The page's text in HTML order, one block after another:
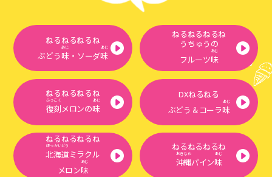
ねるねるねるね
ぶどう味
あじ
・ソーダ味
あじ
ねるねるねるね
うちゅうの
フルーツ味
あじ
ねるねるねるね
復刻
ふっこく
メロンの味
あじ
DXねるねる
ぶどう＆コーラ味
あじ
ねるねるねるね
北海道
ほっかいどう
ミラクル
メロン味
あじ
ねるねるねるね
沖縄
おきなわ
パイン味
あじ